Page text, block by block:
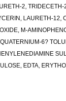
2,
LAURETH-12,
M-
6?
EDTA,